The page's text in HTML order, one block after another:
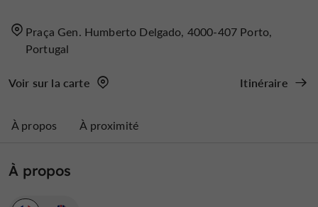
Praça Gen. Humberto Delgado, 4000-407 Porto,
Portugal
Voir sur la carte Itinéraire
À propos À proximité
À propos